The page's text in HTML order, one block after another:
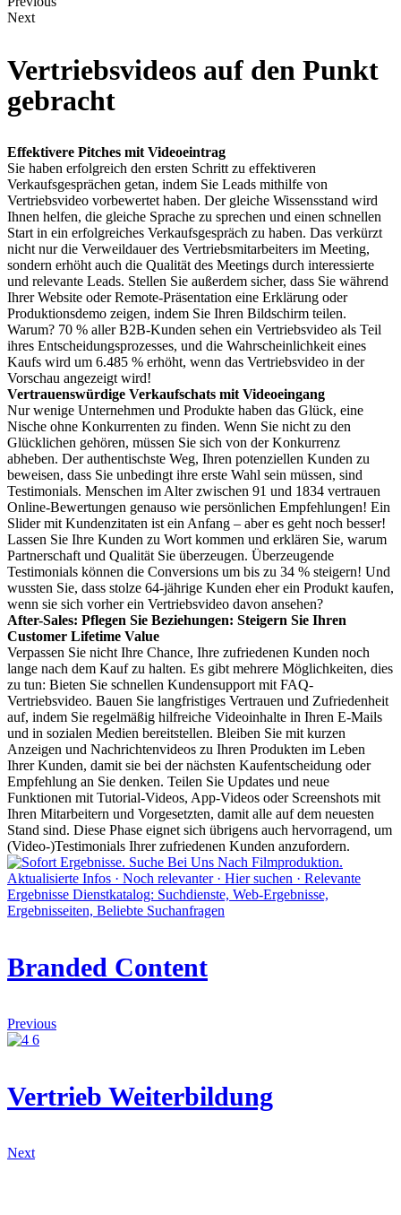
Next
Vertriebsvideos auf den Punkt
gebracht
Effektivere Pitches mit Videoeintrag
Sie haben erfolgreich den ersten Schritt zu effektiveren
Verkaufsgesprächen getan, indem Sie Leads mithilfe von
Vertriebsvideo vorbewertet haben. Der gleiche Wissensstand wird
Ihnen helfen, die gleiche Sprache zu sprechen und einen schnellen
Start in ein erfolgreiches Verkaufsgespräch zu haben. Das verkürzt
nicht nur die Verweildauer des Vertriebsmitarbeiters im Meeting,
sondern erhöht auch die Qualität des Meetings durch interessierte
und relevante Leads. Stellen Sie außerdem sicher, dass Sie während
Ihrer Website oder Remote-Präsentation eine Erklärung oder
Produktionsdemo zeigen, indem Sie Ihren Bildschirm teilen.
Warum? 70 % aller B2B-Kunden sehen ein Vertriebsvideo als Teil
ihres Entscheidungsprozesses, und die Wahrscheinlichkeit eines
Kaufs wird um 6.485 % erhöht, wenn das Vertriebsvideo in der
Vorschau angezeigt wird!
Vertrauenswürdige Verkaufschats mit Videoeingang
Nur wenige Unternehmen und Produkte haben das Glück, eine
Nische ohne Konkurrenten zu finden. Wenn Sie nicht zu den
Glücklichen gehören, müssen Sie sich von der Konkurrenz
abheben. Der authentischste Weg, Ihren potenziellen Kunden zu
beweisen, dass Sie unbedingt ihre erste Wahl sein müssen, sind
Testimonials. Menschen im Alter zwischen 91 und 1834 vertrauen
Online-Bewertungen genauso wie persönlichen Empfehlungen! Ein
Slider mit Kundenzitaten ist ein Anfang – aber es geht noch besser!
Lassen Sie Ihre Kunden zu Wort kommen und erklären Sie, warum
Partnerschaft und Qualität Sie überzeugen. Überzeugende
Testimonials können die Conversions um bis zu 34 % steigern! Und
wussten Sie, dass stolze 64-jährige Kunden eher ein Produkt kaufen,
wenn sie sich vorher ein Vertriebsvideo davon ansehen?
After-Sales: Pflegen Sie Beziehungen: Steigern Sie Ihren
Customer Lifetime Value
Verpassen Sie nicht Ihre Chance, Ihre zufriedenen Kunden noch
lange nach dem Kauf zu halten. Es gibt mehrere Möglichkeiten, dies
zu tun: Bieten Sie schnellen Kundensupport mit FAQ-
Vertriebsvideo. Bauen Sie langfristiges Vertrauen und Zufriedenheit
auf, indem Sie regelmäßig hilfreiche Videoinhalte in Ihren E-Mails
und in sozialen Medien bereitstellen. Bleiben Sie mit kurzen
Anzeigen und Nachrichtenvideos zu Ihren Produkten im Leben
Ihrer Kunden, damit sie bei der nächsten Kaufentscheidung oder
Empfehlung an Sie denken. Teilen Sie Updates und neue
Funktionen mit Tutorial-Videos, App-Videos oder Screenshots mit
Ihren Mitarbeitern und Vorgesetzten, damit alle auf dem neuesten
Stand sind. Diese Phase eignet sich übrigens auch hervorragend, um
(Video-)Testimonials Ihrer zufriedenen Kunden anzufordern.
Branded Content
Previous
Vertrieb Weiterbildung
Next